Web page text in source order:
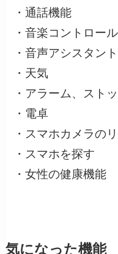
・通話機能
・音楽コントロール
・音声アシスタント
・天気
・アラーム、スト
・電卓
・スマホカメラの
・スマホを探す
・女性の健康機能
気になった機能